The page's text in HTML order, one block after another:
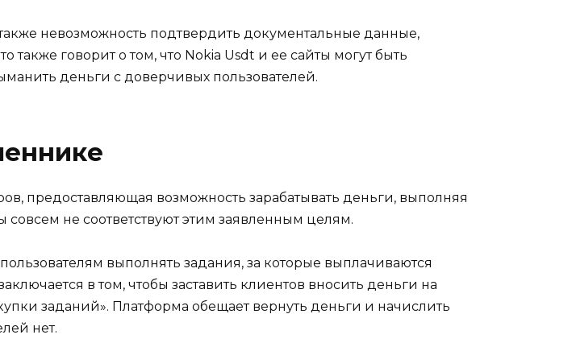
невозможность подтвердить документальные данные,
говорит о том, что Nokia Usdt и ее сайты могут быть
деньги с доверчивых пользователей.
предоставляющая возможность зарабатывать деньги, выполняя
не соответствуют этим заявленным целям.
выполнять задания, за которые выплачиваются
в том, чтобы заставить клиентов вносить деньги на
заданий». Платформа обещает вернуть деньги и начислить
нет.